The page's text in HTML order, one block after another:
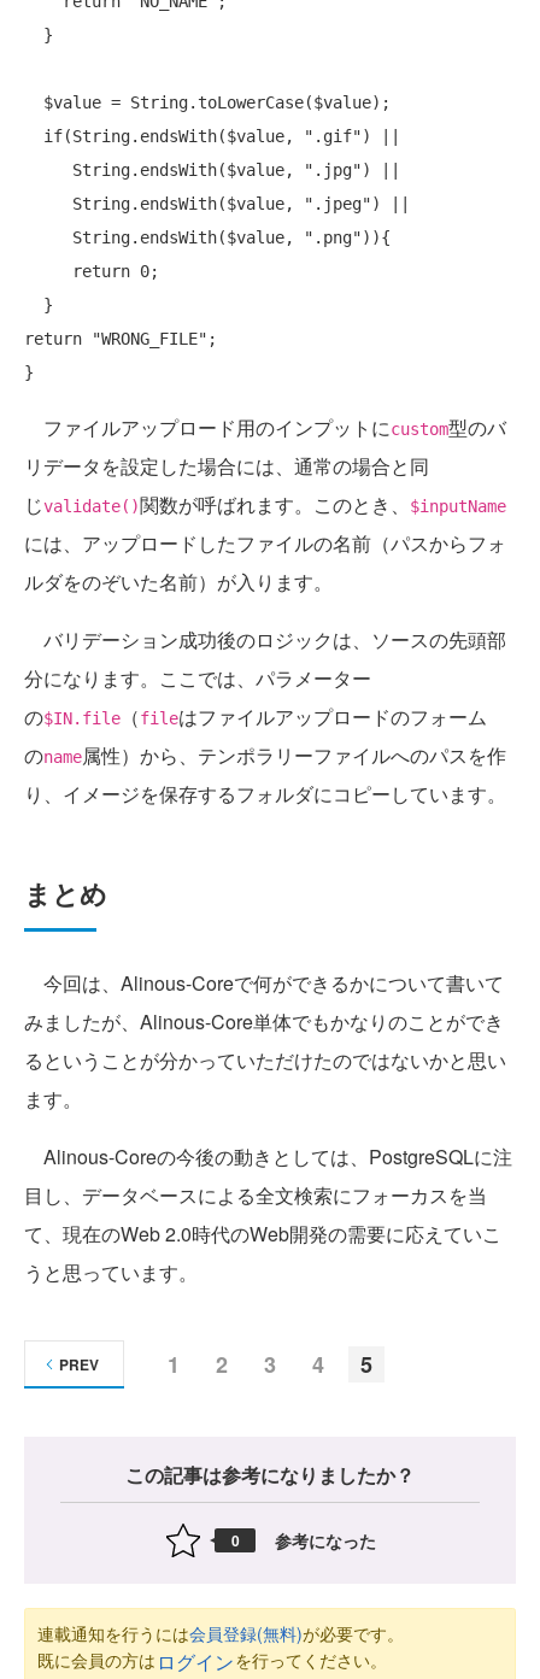
if(String.endsWith($value, ".gif") ||
     String.endsWith($value,
".jpg") ||
     String.endsWith($value,
".jpeg") ||
     String.endsWith($value,
".png")){
return 0;
return
"WRONG_FILE" ;
ファイルアップロード用のインプットにcustom型のバ
リデータを設定した場合には、通常の場合と同
じvalidate()関数が呼ばれます。このとき、 $inputName
には、アップロードしたファイルの名前（パスからフォ
ルダをのぞいた名前）が入ります。
バリデーション成功後のロジックは、ソースの先頭部
分になります。ここでは、パラメーター
の$IN.file （fileはファイルアップロードのフォーム
のname属性）から、テンポラリーファイルへのパスを作
り、イメージを保存するフォルダにコピーしています。
まとめ
今回は、Alinous-Coreで何ができるかについて書いて
みましたが、Alinous-Core単体でもかなりのことができ
るということが分かっていただけたのではないかと思い
ます。
Alinous-Coreの今後の動きとしては、PostgreSQLに注
目し、データベースによる全文検索にフォーカスを当
て、現在のWeb 2.0時代のWeb開発の需要に応えていこ
うと思っています。
1 2 3 4 5
PREV
この記事は参考になりましたか？
0 参考になった
連載通知を行うには会員登録(無料)が必要です。
既に会員の方は ログインを行ってください。